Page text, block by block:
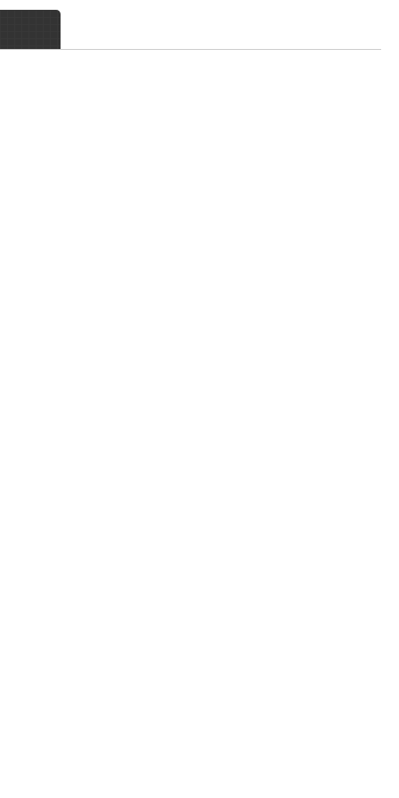
BAUMATIC BK2385SS 122810 BAUMATIC BK2385SS
HE 695437 CANDY E7204W-S 695003 SIBIR EB614E
E 169816 GORENJE EC4000SM-E 169816 GORENJE
SW 187283 GORENJE EC95570E-SW 187283 GORENJE
EC95570W-SW 181951 GORENJE EH601S 121440
EI95890E-NO 158388 GORENJE ET7968E 635896 GORENJE
GORENJE K7706ET 161926 GORENJE K7706ET 161926
K7706ET 161926 GORENJE K7706ET 161926 GORENJE
182592 GORENJE K7706WT 182592 GORENJE K7710E
K7710E 161949 GORENJE K7710E 161949 GORENJE
MORA MN724X 162047 MORA PB8750E 180371 GORENJE
180375 GORENJE selec+EB600E 172124 GORENJE
selec+SI600E 172616 GORENJE selec+SI600E 172616
168081 MORA VT25.0000 196610 MORA VT25.0000
333733 MORA VT566EX 333720 MORA VT568EX 333719